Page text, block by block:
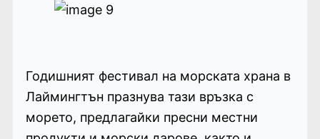
Годишният фестивал на морската храна в
Лаймингтън празнува тази връзка с
морето, предлагайки пресни местни